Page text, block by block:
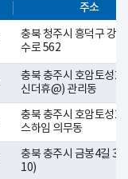
주소
충북 청주시 흥덕구 강
수로 562
충북 충주시 호암토성2
신더휴@) 관리동
충북 충주시 호암토성2
스하임 의무동
충북 충주시 금봉4길 3(
10)